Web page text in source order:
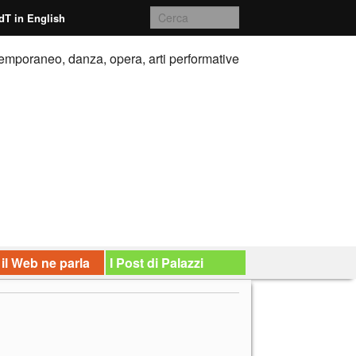
in English
danza, opera, arti performative
Web ne parla I Post di Palazzi